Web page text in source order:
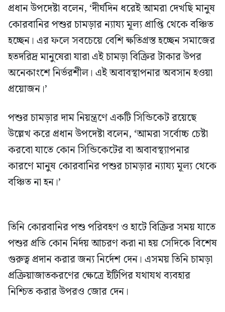
প্রধান উপদেষ্টা বলেন, ‘দীর্ঘদিন ধরেই আমরা দেখছি মানুষ
কোরবানির পশুর চামড়ার ন‍্যায‍্য মূল্য প্রাপ্তি থেকে বঞ্চিত
হচ্ছেন। এর ফলে সবচেয়ে বেশি ক্ষতিগ্রস্ত হচ্ছেন সমাজের
হতদরিদ্র মানুষেরা যারা এই চামড়া বিক্রির টাকার উপর
অনেকাংশে নির্ভরশীল। এই অবাবস্থাপনার অবসান হওয়া
প্রয়োজন।’
পশুর চামড়ার দাম নিয়ন্ত্রণে একটি সিন্ডিকেট রয়েছে
উল্লেখ করে প্রধান উপদেষ্টা বলেন, ‘আমরা সর্বোচ্চ চেষ্টা
করবো যাতে কোন সিন্ডিকেটের বা অবাবস্থ্যাপনার
কারণে মানুষ কোরবানির পশুর চামড়ার ন্যায্য মূল্য থেকে
বঞ্চিত না হন।’
তিনি কোরবানির পশু পরিবহণ ও হাটে বিক্রির সময় যাতে
পশুর প্রতি কোন নির্দয় আচরণ করা না হয় সেদিকে বিশেষ
গুরুত্ব প্রদান করার জন্য নির্দেশ দেন। এসময় তিনি চামড়া
প্রক্রিয়াজাতকরণের ক্ষেত্রে ইটিপির যথাযথ ব্যবহার
নিশ্চিত করার উপরও জোর দেন।